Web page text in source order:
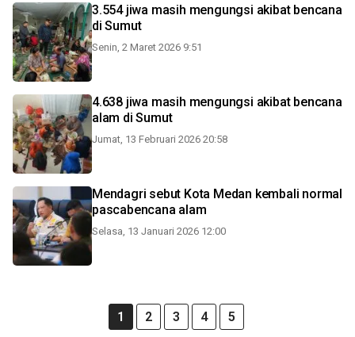
3.554 jiwa masih mengungsi akibat bencana
di Sumut
Senin, 2 Maret 2026 9:51
4.638 jiwa masih mengungsi akibat bencana
alam di Sumut
Jumat, 13 Februari 2026 20:58
Mendagri sebut Kota Medan kembali normal
pascabencana alam
Selasa, 13 Januari 2026 12:00
1 2 3 4 5